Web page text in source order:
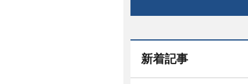
新着記事